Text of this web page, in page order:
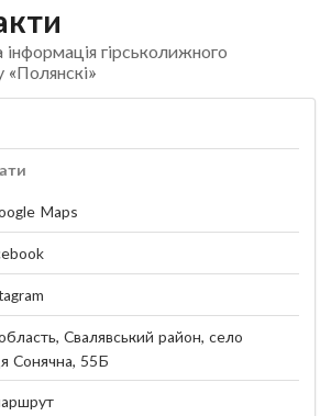
інформація гірськолижного
Maps
Свалявський район, село
Сонячна, 55Б